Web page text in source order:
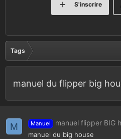
S'inscrire
Tags
manuel du flipper big
M Manuel manuel flipper BIG
manuel du big house